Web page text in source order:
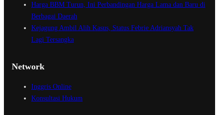
Harga BBM Turun, Ini Perbandingan Harga Lama dan Baru di
Berbagai Daerah
Kejagung Ambil Alih Kasus, Status Febrie Adriansyah Tak
Lagi Tersangka
Network
Inggris Online
Konsultasi Hukum